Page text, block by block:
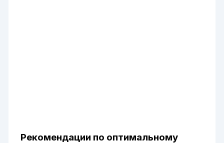
Рекомендации по оптимальному